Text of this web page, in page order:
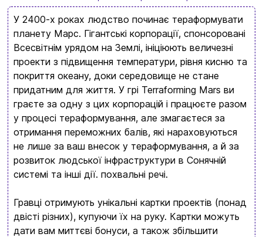
У 2400-х роках людство починає тераформувати
планету Марс. Гігантські корпорації, спонсоровані
Всесвітнім урядом на Землі, ініціюють величезні
проекти з підвищення температури, рівня кисню та
покриття океану, доки середовище не стане
придатним для життя. У грі Terraforming Mars ви
граєте за одну з цих корпорацій і працюєте разом
у процесі тераформування, але змагаєтеся за
отримання переможних балів, які нараховуються
не лише за ваш внесок у тераформування, а й за
розвиток людської інфраструктури в Сонячній
системі та інші дії. похвальні речі.
Гравці отримують унікальні картки проектів (понад
двісті різних), купуючи їх на руку. Картки можуть
дати вам миттєві бонуси, а також збільшити